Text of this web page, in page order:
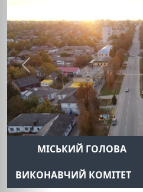
Previous
МІСЬКИЙ ГОЛОВА
ВИКОНАВЧИЙ КОМІТЕТ